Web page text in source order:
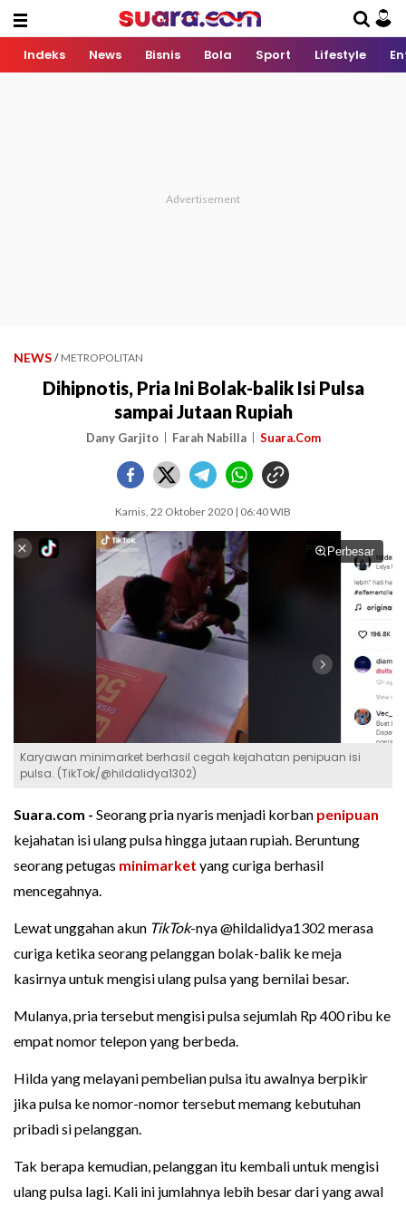
Indeks News Bisnis Bola Sport Lifestyle
NEWS / METROPOLITAN
Dihipnotis, Pria Ini Bolak-balik Isi Pulsa
sampai Jutaan Rupiah
Dany Garjito Farah Nabilla Suara.Com
Kamis, 22 Oktober 2020 | 06:40 WIB
Perbesar
Karyawan minimarket berhasil cegah kejahatan penipuan isi
pulsa. (TikTok/@hildalidya1302)
Suara.com - Seorang pria nyaris menjadi korban penipuan
kejahatan isi ulang pulsa hingga jutaan rupiah. Beruntung
seorang petugas minimarket yang curiga berhasil
mencegahnya.
Lewat unggahan akun TikTok-nya @hildalidya1302 merasa
curiga ketika seorang pelanggan bolak-balik ke meja
kasirnya untuk mengisi ulang pulsa yang bernilai besar.
Mulanya, pria tersebut mengisi pulsa sejumlah Rp 400 ribu ke
empat nomor telepon yang berbeda.
Hilda yang melayani pembelian pulsa itu awalnya berpikir
jika pulsa ke nomor-nomor tersebut memang kebutuhan
pribadi si pelanggan.
Tak berapa kemudian, pelanggan itu kembali untuk mengisi
ulang pulsa lagi. Kali ini jumlahnya lebih besar dari yang awal